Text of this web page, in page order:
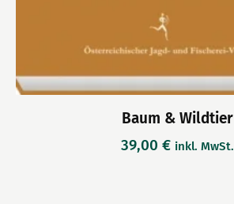
Baum & Wildtier
39,00 € inkl. MwSt.